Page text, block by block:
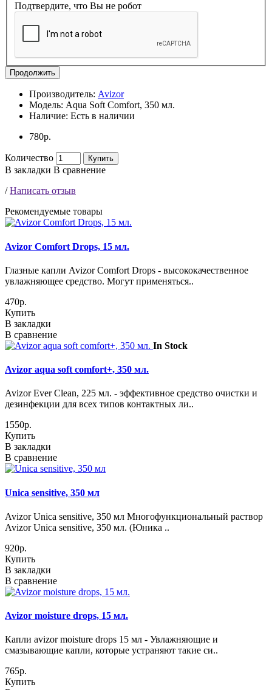
Подтвердите, что Вы не робот
Продолжить
Производитель: Avizor
Модель: Aqua Soft Comfort, 350 мл.
Наличие: Есть в наличии
780р.
Количество Купить
В закладки В сравнение
/Написать отзыв
Рекомендуемые товары
Avizor Comfort Drops, 15 мл.
Глазные капли Avizor Comfort Drops - высококачественное
увлажняющее средство. Могут применяться..
470р.
Купить
В закладки
В сравнение
In Stock
Avizor aqua soft comfort+, 350 мл.
Avizor Ever Clean, 225 мл. - эффективное средство очистки и
дезинфекции для всех типов контактных ли..
1550р.
Купить
В закладки
В сравнение
Unica sensitive, 350 мл
Avizor Unica sensitive, 350 мл Многофункциональный раствор
Avizor Unica sensitive, 350 мл. (Юника ..
920р.
Купить
В закладки
В сравнение
Avizor moisture drops, 15 мл.
Капли avizor moisture drops 15 мл - Увлажняющие и
смазывающие капли, которые устраняют такие си..
765р.
Купить